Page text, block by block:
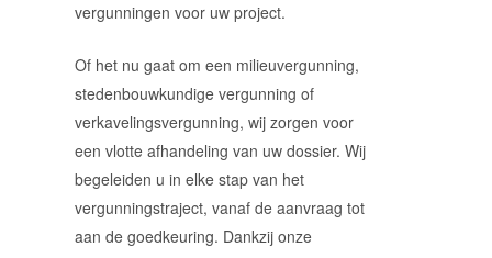
vergunningen voor uw project.
Of het nu gaat om een milieuvergunning,
stedenbouwkundige vergunning of
verkavelingsvergunning, wij zorgen voor
een vlotte afhandeling van uw dossier. Wij
begeleiden u in elke stap van het
vergunningstraject, vanaf de aanvraag tot
aan de goedkeuring. Dankzij onze